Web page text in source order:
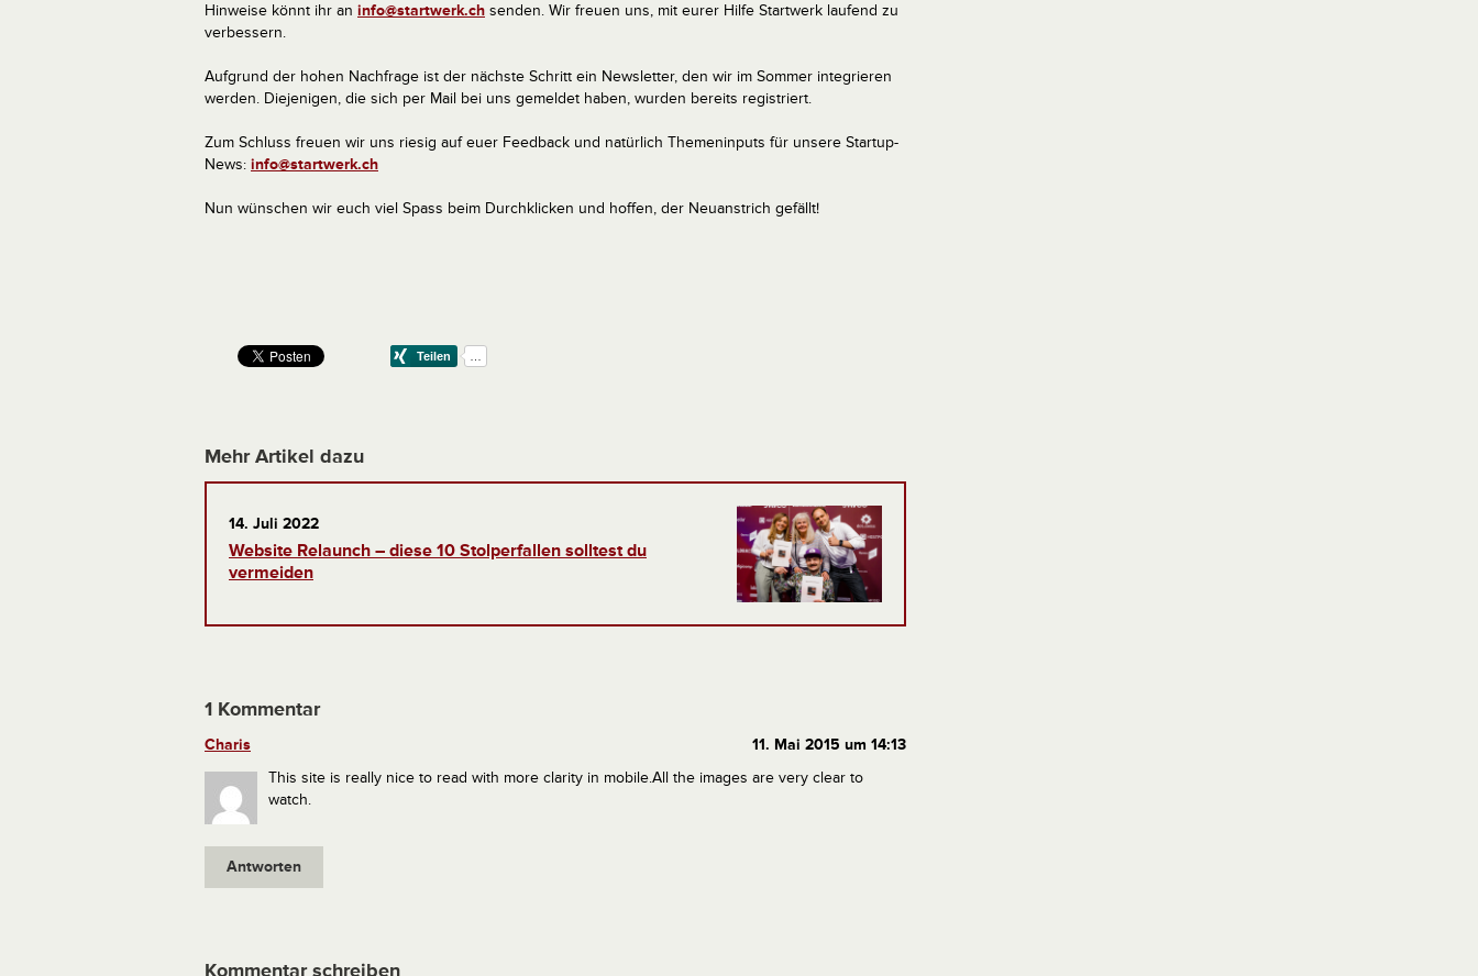
Hinweise könnt ihr an info@startwerk.ch senden. Wir freuen uns, mit eurer Hilfe Startwerk laufend zu
verbessern.
Aufgrund der hohen Nachfrage ist der nächste Schritt ein Newsletter, den wir im Sommer integrieren
werden. Diejenigen, die sich per Mail bei uns gemeldet haben, wurden bereits registriert.
Zum Schluss freuen wir uns riesig auf euer Feedback und natürlich Themeninputs für unsere Startup-
News: info@startwerk.ch
Nun wünschen wir euch viel Spass beim Durchklicken und hoffen, der Neuanstrich gefällt!
Mehr Artikel dazu
14. Juli 2022
Website Relaunch – diese 10 Stolperfallen solltest du
vermeiden
1 Kommentar
Charis
11. Mai 2015 um 14:13
This site is really nice to read with more clarity in mobile.All the images are very clear to
watch.
Antworten
Kommentar schreiben